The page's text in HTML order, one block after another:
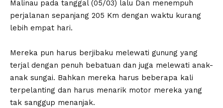
Malinau pada tanggal (05/03) lalu Dan menempuh
perjalanan sepanjang 205 Km dengan waktu kurang
lebih empat hari.
Mereka pun harus berjibaku melewati gunung yang
terjal dengan penuh bebatuan dan juga melewati anak-
anak sungai. Bahkan mereka harus beberapa kali
terpelanting dan harus menarik motor mereka yang
tak sanggup menanjak.